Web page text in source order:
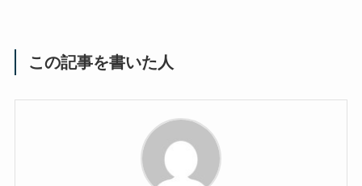
この記事を書いた人